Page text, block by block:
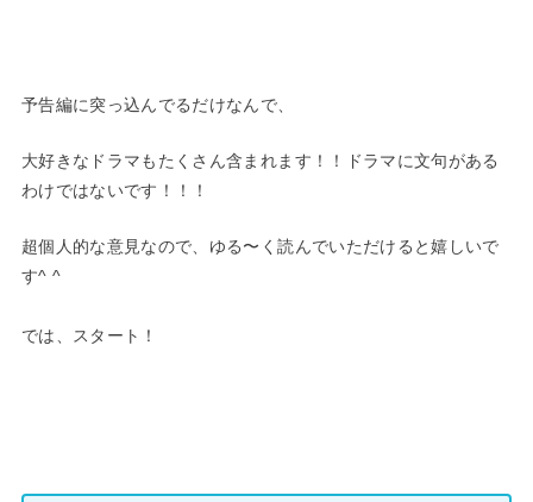
予告編に突っ込んでるだけなんで、
大好きなドラマもたくさん含まれます！！ドラマに文句がある
わけではないです！！！
超個人的な意見なので、ゆる〜く読んでいただけると嬉しいで
す^ ^
では、スタート！